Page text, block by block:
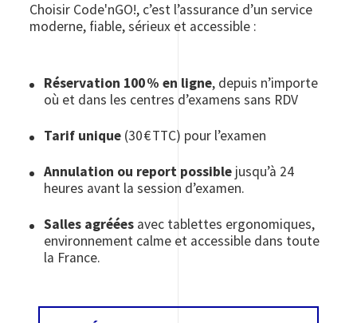
Choisir Code'nGO!, c’est l’assurance d’un service
moderne, fiable, sérieux et accessible :
Réservation 100 % en ligne, depuis n’importe
où et dans les centres d’examens sans RDV
Tarif unique (30 € TTC) pour l’examen
Annulation ou report possible jusqu’à 24
heures avant la session d’examen.
Salles agréées avec tablettes ergonomiques,
environnement calme et accessible dans toute
la France.